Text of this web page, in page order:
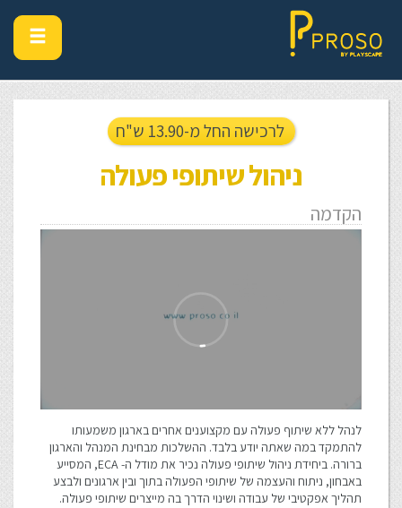
לרכישה החל מ-13.90 ש"ח
ניהול שיתופי פעולה
הקדמה
לנהל ללא שיתוף פעולה עם מקצוענים אחרים בארגון משמעותו
להתמקד במה שאתה יודע בלבד. ההשלכות מבחינת המנהל והארגון
ברורה. ביחידת ניהול שיתופי פעולה נכיר את מודל ה- ECA, המסייע
באבחון, ניתוח והעצמה של שיתופי הפעולה בתוך ובין ארגונים ולבצע
תהליך אפקטיבי של עבודה ושינוי הדרך בה מייצרים שיתופי פעולה.